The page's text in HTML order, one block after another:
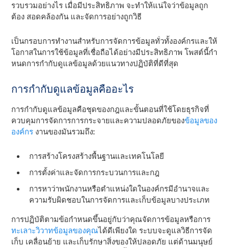
รวบรวมอย่างไร เมื่อมีประสิทธิภาพ จะทําให้แน่ใจว่าข้อมูลถูก
ต้อง สอดคล้องกัน และจัดการอย่างถูกวิธี
เป็นกรอบการทํางานสําหรับการจัดการข้อมูลทั่วทั้งองค์กรและให้
โอกาสในการใช้ข้อมูลที่เชื่อถือได้อย่างมีประสิทธิภาพ โพสต์นี้กํา
หนดการกํากับดูแลข้อมูลด้วยแนวทางปฏิบัติที่ดีที่สุด
การกํากับดูแลข้อมูลคืออะไร
การกํากับดูแลข้อมูลคือชุดของกฎและขั้นตอนที่ใช้โดยธุรกิจที่
ควบคุมการจัดการการกระจายและความปลอดภัยของข้อมูลของ
องค์กร งานของมันรวมถึง:
การสร้างโครงสร้างพื้นฐานและเทคโนโลยี
การตั้งค่าและจัดการกระบวนการและกฎ
การหาว่าพนักงานหรือตําแหน่งใดในองค์กรมีอํานาจและ
ความรับผิดชอบในการจัดการและเก็บข้อมูลบางประเภท
การปฏิบัติตามข้อกําหนดขึ้นอยู่กับว่าคุณจัดการข้อมูลหรือการ
ทะเลาะวิวาทข้อมูลของคุณได้ดีเพียงใด ระบบจะดูแลวิธีการจัด
เก็บ เคลื่อนย้าย และเก็บรักษาสิ่งของให้ปลอดภัย แต่ด้านมนุษย์